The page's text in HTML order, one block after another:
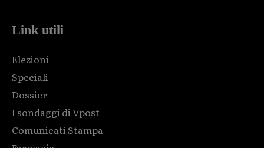
Link utili
Elezioni
Speciali
Dossier
I sondaggi di Vpost
Comunicati Stampa